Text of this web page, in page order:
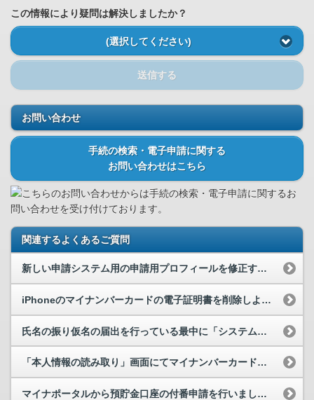
この情報により疑問は解決しましたか？
(選択してください)
送信する
お問い合わせ
手続の検索・電子申請に関する
お問い合わせはこちら
こちらのお問い合わせからは手続の検索・電子申請に関するお
問い合わせを受け付けております。
関連するよくあるご質問
新しい申請システム用の申請用プロフィールを修正すると、マイナンバーカードの登録情報も更新されますか。
iPhoneのマイナンバーカードの電子証明書を削除しようとしたら、エラーが表示されました。どう...
氏名の振り仮名の届出を行っている最中に「システムで問題が発生しました」と表示されます。どうすれ...
「本人情報の読み取り」画面にてマイナンバーカードを読み取りましたが、画面に表示された漢字氏名や...
マイナポータルから預貯金口座の付番申請を行いましたが、付番されませんでした。どうすればいいですか。